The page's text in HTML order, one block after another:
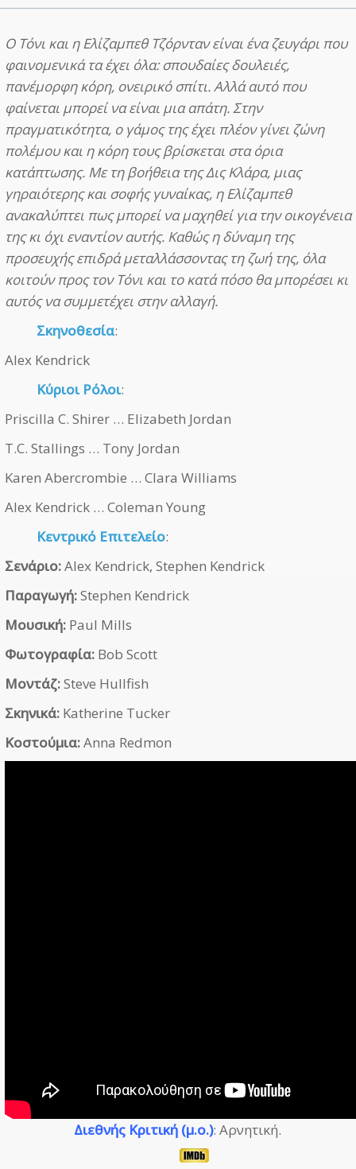
Ο Τόνι και η Ελίζαμπεθ Τζόρνταν είναι ένα ζευγάρι που
φαινομενικά τα έχει όλα: σπουδαίες δουλειές,
πανέμορφη κόρη, ονειρικό σπίτι. Αλλά αυτό που
φαίνεται μπορεί να είναι μια απάτη. Στην
πραγματικότητα, ο γάμος της έχει πλέον γίνει ζώνη
πολέμου και η κόρη τους βρίσκεται στα όρια
κατάπτωσης. Με τη βοήθεια της Δις Κλάρα, μιας
γηραιότερης και σοφής γυναίκας, η Ελίζαμπεθ
ανακαλύπτει πως μπορεί να μαχηθεί για την οικογένεια
της κι όχι εναντίον αυτής. Καθώς η δύναμη της
προσευχής επιδρά μεταλλάσσοντας τη ζωή της, όλα
κοιτούν προς τον Τόνι και το κατά πόσο θα μπορέσει κι
αυτός να συμμετέχει στην αλλαγή.
Σκηνοθεσία:
Alex Kendrick
Κύριοι Ρόλοι:
Priscilla C. Shirer … Elizabeth Jordan
T.C. Stallings … Tony Jordan
Karen Abercrombie … Clara Williams
Alex Kendrick … Coleman Young
Κεντρικό Επιτελείο:
Σενάριο:Alex Kendrick, Stephen Kendrick
Παραγωγή:Stephen Kendrick
Μουσική: Paul Mills
Φωτογραφία: Bob Scott
Μοντάζ:Steve Hullfish
Σκηνικά: Katherine Tucker
Κοστούμια:Anna Redmon
Διεθνής Κριτική (μ.ο.): Αρνητική.